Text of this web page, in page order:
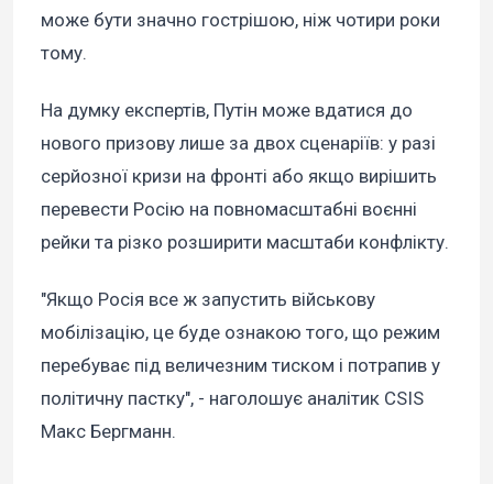
може бути значно гострішою, ніж чотири роки
тому.
На думку експертів, Путін може вдатися до
нового призову лише за двох сценаріїв: у разі
серйозної кризи на фронті або якщо вирішить
перевести Росію на повномасштабні воєнні
рейки та різко розширити масштаби конфлікту.
"Якщо Росія все ж запустить військову
мобілізацію, це буде ознакою того, що режим
перебуває під величезним тиском і потрапив у
політичну пастку", - наголошує аналітик CSIS
Макс Бергманн.